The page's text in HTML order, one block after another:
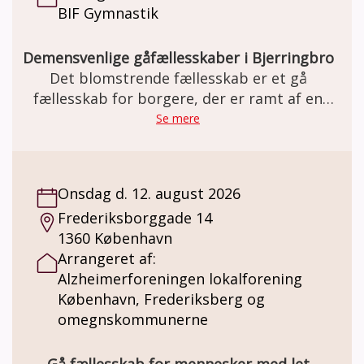
vedligeholde og styrke deltagernes kognitive
som gælder for CST er engement, respekt,
medinddragelse, morskab, relationer,
reminiscens, synspunkter og mening – frem
demensfaellesskabet.lillebaelt@fredericia.dk
BIF Gymnastik
Demensvenlige gåfællesskaber i Bjerringbro
Det blomstrende fællesskab er et gå
fællesskab for borgere, der er ramt af en
demens sygdom, og deres
Se mere
Onsdag d. 12. august 2026
Frederiksborggade 14
1360 København
Arrangeret af:
Alzheimerforeningen lokalforening
København, Frederiksberg og
omegnskommunerne